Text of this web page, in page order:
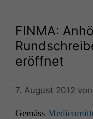
FINMA:
eröffnet
7. August 2012 von
Gemäss